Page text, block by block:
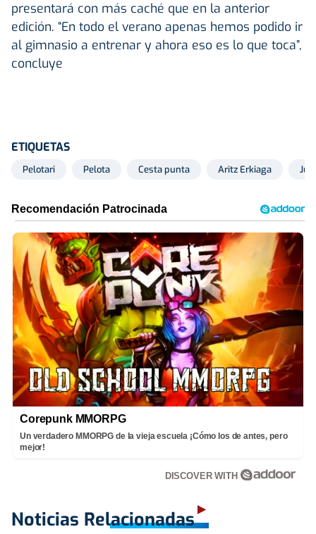
presentará con más caché que en la anterior
edición. “En todo el verano apenas hemos podido ir
al gimnasio a entrenar y ahora eso es lo que toca”,
concluye
ETIQUETAS
Pelotari Pelota Cesta punta Aritz Erkiaga
Corepunk MMORPG
Un verdadero MMORPG de la vieja escuela ¡Cómo los de antes, pero
mejor!
DISCOVER WITH
Noticias Relacionadas